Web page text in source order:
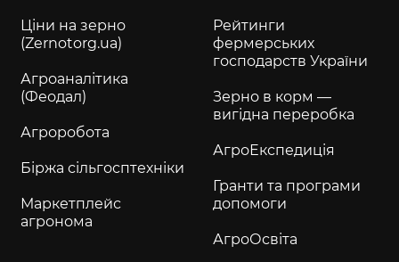
Ціни на зерно
(Zernotorg.ua)
Агроаналітика
(Феодал)
Агроробота
Біржа сільгосптехніки
Маркетплейс
агронома
Рейтинги
фермерських
господарств України
Зерно в корм —
вигідна переробка
АгроЕкспедиція
Гранти та програми
допомоги
АгроОсвіта